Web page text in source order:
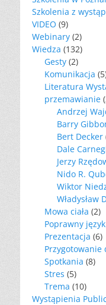
Szkolenia z
VIDEO (9)
Webinary (2)
Wiedza (132)
Gesty (2)
Komunikacja
Literatura
przemawianie
Andrzej
Barry
Bert Decker
Dale
Jerzy
Nido R.
Wiktor
Władysław
Mowa ciała (2)
Poprawny język
Prezentacja (6)
Spotkania (8)
Stres (5)
Trema (10)
Wystąpienia